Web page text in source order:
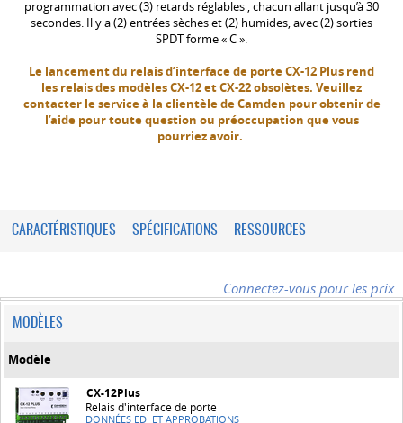
programmation avec (3) retards réglables , chacun allant jusqu’à 30
secondes. Il y a (2) entrées sèches et (2) humides, avec (2) sorties
SPDT forme « C ».
Le lancement du relais d’interface de porte CX-12 Plus rend
les relais des modèles CX-12 et CX-22 obsolètes. Veuillez
contacter le service à la clientèle de Camden pour obtenir de
l’aide pour toute question ou préoccupation que vous
pourriez avoir.
CARACTÉRISTIQUES SPÉCIFICATIONS RESSOURCES
Connectez-vous pour les prix
MODÈLES
Modèle
CX-12Plus
Relais d'interface de porte
DONNÉES EDI ET APPROBATIONS